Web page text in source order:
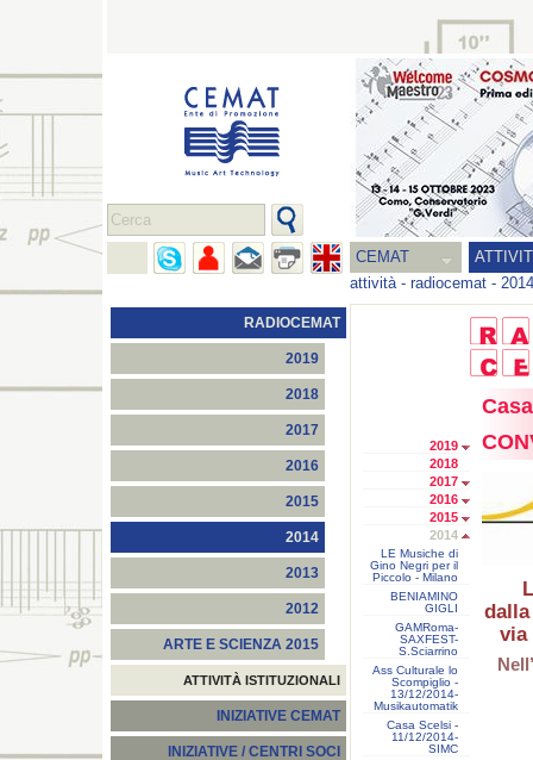
CEMAT
attività- radiocemat - 2014
RADIOCEMAT
2019
2018
2017
2016
2015
2014
2013
2012
ARTE E SCIENZA 2015
ATTIVITÀ ISTITUZIONALI
INIZIATIVE CEMAT
INIZIATIVE / CENTRI SOCI
2019
2018
2017
2016
2015
2014
LE Musiche di
Gino Negri per il
Piccolo - Milano
BENIAMINO
GIGLI
GAMRoma-
SAXFEST-
S.Sciarrino
Ass Culturale lo
Scompiglio -
13/12/2014-
Musikautomatik
Casa Scelsi -
11/12/2014-
SIMC
via